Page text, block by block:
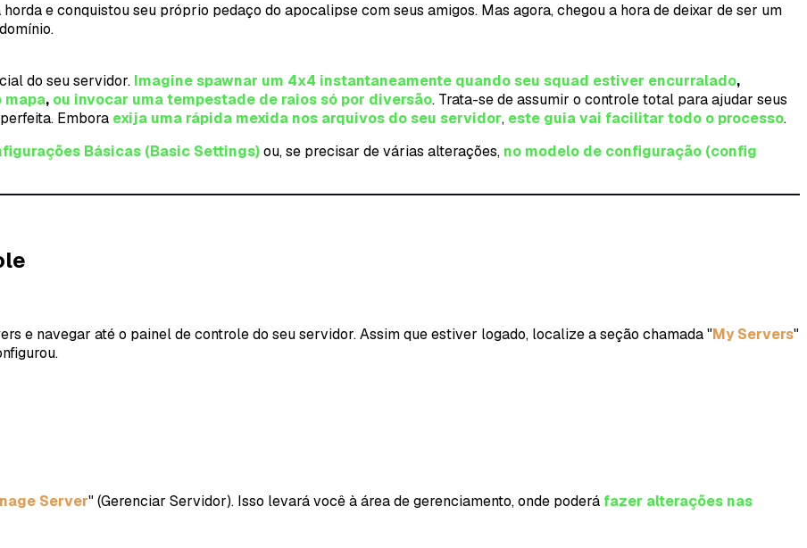
e conquistou seu próprio pedaço do apocalipse com seus amigos. Mas agora, chegou a hora de deixar de ser um
do seu servidor. Imagine spawnar um 4x4 instantaneamente quando seu squad estiver encurralado,
mapa, ou invocar uma tempestade de raios só por diversão. Trata-se de assumir o controle total para ajudar seus
Embora exija uma rápida mexida nos arquivos do seu servidor, este guia vai facilitar todo o processo.
Básicas (Basic Settings)ou, se precisar de várias alterações, no modelo de configuração (config
e navegar até o painel de controle do seu servidor. Assim que estiver logado, localize a seção chamada "My Servers"
Server" (Gerenciar Servidor). Isso levará você à área de gerenciamento, onde poderá fazer alterações nas